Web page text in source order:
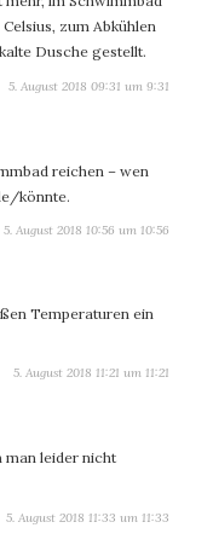
zum Abkühlen
Dusche gestellt.
5. August 2018 09:31 um 9:31
reichen – wen
könnte.
5. August 2018 10:56 um 10:56
Temperaturen ein
5. August 2018 11:21 um 11:21
man leider nicht
5. August 2018 11:33 um 11:33